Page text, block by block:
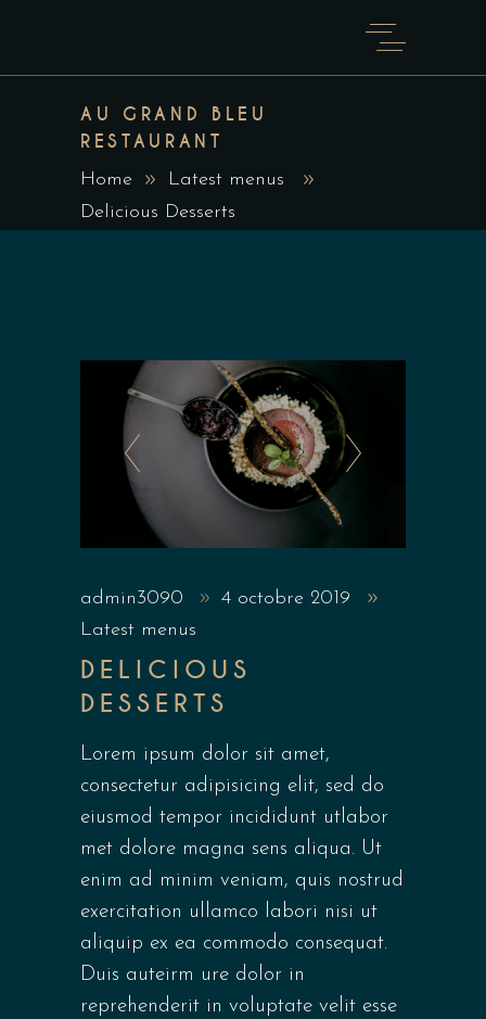
AU GRAND BLEU
RESTAURANT
Home
Latest menus
Delicious Desserts
admin3090
4 octobre 2019
Latest menus
DELICIOUS
DESSERTS
Lorem ipsum dolor sit amet,
consectetur adipisicing elit, sed do
eiusmod tempor incididunt utlabor
met dolore magna sens aliqua. Ut
enim ad minim veniam, quis nostrud
exercitation ullamco labori nisi ut
aliquip ex ea commodo consequat.
Duis auteirm ure dolor in
reprehenderit in voluptate velit esse